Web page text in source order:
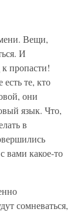
Вещи,
И
к пропасти!
есть те, кто
они
язык. Что,
в
вами какое-то
сомневаться,